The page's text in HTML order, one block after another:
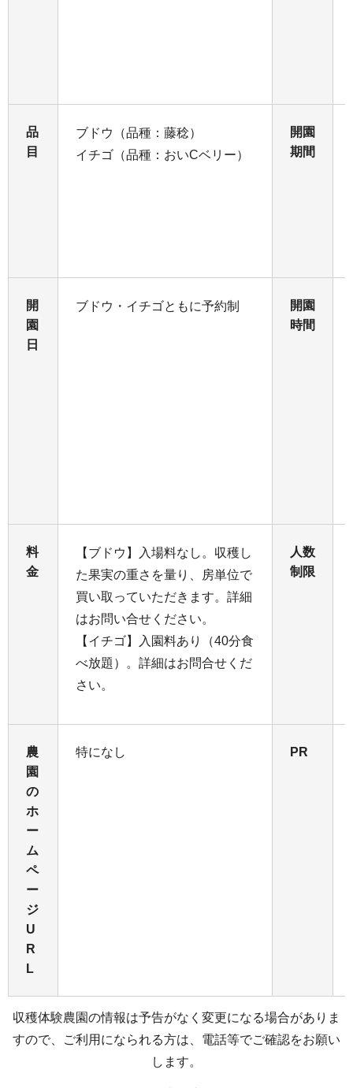
品
目
ブドウ（品種：藤稔）
イチゴ（品種：おいCベリー）
開園
期間
開
園
日
ブドウ・イチゴともに予約制
開園
時間
料
金
【ブドウ】入場料なし。収穫し
た果実の重さを量り、房単位で
買い取っていただきます。詳細
はお問い合せください。
【イチゴ】入園料あり（40分食
べ放題）。詳細はお問合せくだ
さい。
人数
制限
農
園
の
ホ
ー
ム
ペ
ー
ジ
U
R
L
特になし PR
収穫体験農園の情報は予告がなく変更になる場合がありま
すので、ご利用になられる方は、電話等でご確認をお願い
します。